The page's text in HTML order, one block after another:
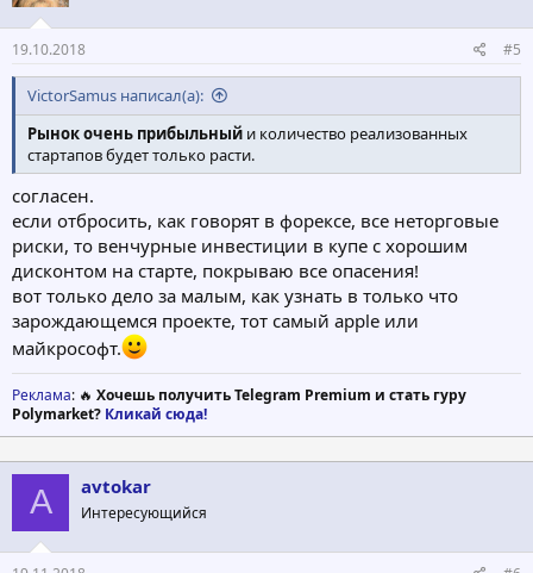
19.10.2018 #5
VictorSamus написал(а):
Рынок очень прибыльный и количество реализованных
стартапов будет только расти.
согласен.
если отбросить, как говорят в форексе, все неторговые
риски, то венчурные инвестиции в купе с хорошим
дисконтом на старте, покрываю все опасения!
вот только дело за малым, как узнать в только что
зарождающемся проекте, тот самый apple или
майкрософт.
Реклама: 🔥 Хочешь получить Telegram Premium и стать гуру
Polymarket? Кликай сюда!
A avtokar
Интересующийся